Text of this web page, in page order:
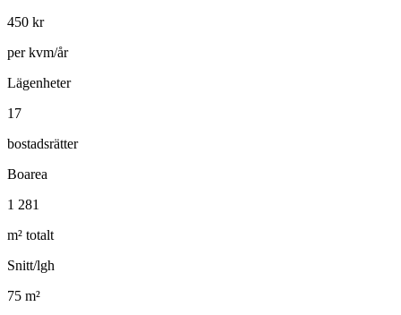
450 kr
per kvm/år
Lägenheter
17
bostadsrätter
Boarea
1 281
m² totalt
Snitt/lgh
75 m²